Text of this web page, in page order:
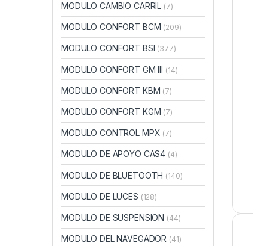
MODULO CAMBIO CARRIL (7)
MODULO CONFORT BCM (209)
MODULO CONFORT BSI (377)
MODULO CONFORT GM III (14)
MODULO CONFORT KBM (7)
MODULO CONFORT KGM (7)
MODULO CONTROL MPX (7)
MODULO DE APOYO CAS4 (4)
MODULO DE BLUETOOTH (140)
MODULO DE LUCES (128)
MODULO DE SUSPENSION (44)
MODULO DEL NAVEGADOR (41)